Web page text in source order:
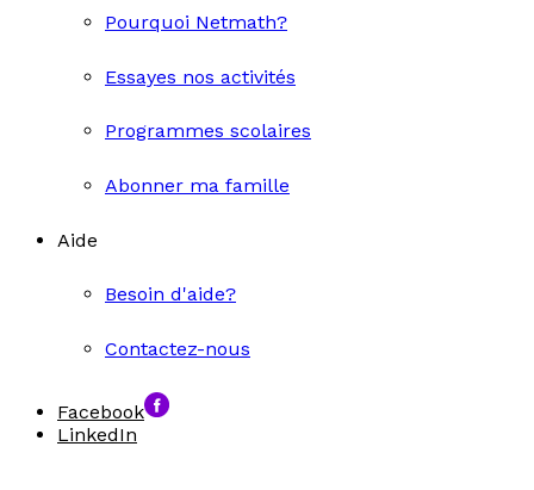
Pourquoi Netmath?
Essayes nos activités
Programmes scolaires
Abonner ma famille
Aide
Besoin d'aide?
Contactez-nous
Facebook
LinkedIn